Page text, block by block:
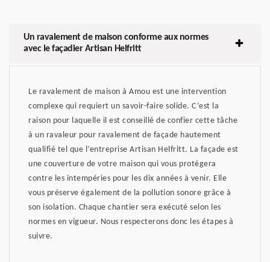
Un ravalement de maison conforme aux normes
avec le façadier Artisan Helfritt
Le ravalement de maison à Amou est une intervention
complexe qui requiert un savoir-faire solide. C’est la
raison pour laquelle il est conseillé de confier cette tâche
à un ravaleur pour ravalement de façade hautement
qualifié tel que l’entreprise Artisan Helfritt. La façade est
une couverture de votre maison qui vous protégera
contre les intempéries pour les dix années à venir. Elle
vous préserve également de la pollution sonore grâce à
son isolation. Chaque chantier sera exécuté selon les
normes en vigueur. Nous respecterons donc les étapes à
suivre.